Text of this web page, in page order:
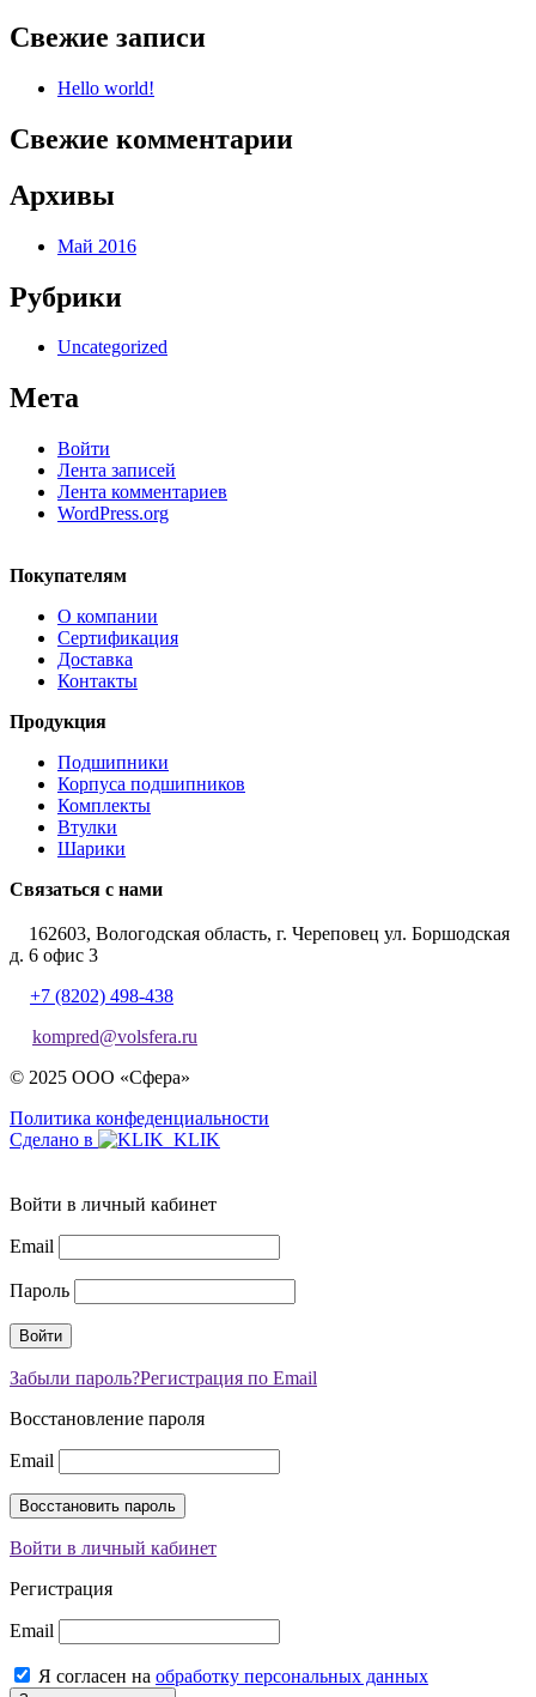
записям
Свежие записи
Hello world!
Свежие комментарии
Архивы
Май 2016
Рубрики
Uncategorized
Мета
Войти
Лента записей
Лента комментариев
WordPress.org
Покупателям
О компании
Сертификация
Доставка
Контакты
Продукция
Подшипники
Корпуса подшипников
Комплекты
Втулки
Шарики
Связаться с нами
162603, Вологодская область, г. Череповец ул. Боршодская
д. 6 офис 3
+7 (8202) 498-438
kompred@volsfera.ru
© 2025 ООО «Сфера»
Политика конфеденциальности
Сделано в
Войти в личный кабинет
Email
Пароль
Забыли пароль?Регистрация по Email
Восстановление пароля
Email
Войти в личный кабинет
Регистрация
Email
Я согласен на обработку персональных данных